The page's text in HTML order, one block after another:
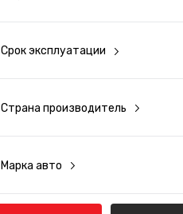
Оранжевый
Срок эксплуатации
Страна производитель
Марка авто